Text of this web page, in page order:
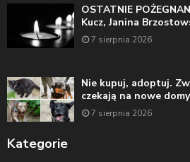
OSTATNIE
Kucz, Janina
7 sierpnia 2026
Nie kupuj, adoptuj.
czekają na nowe domy
7 sierpnia 2026
Kategorie